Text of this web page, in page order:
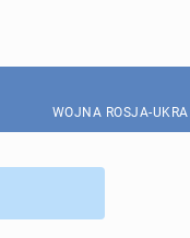
WOJNA ROSJA-